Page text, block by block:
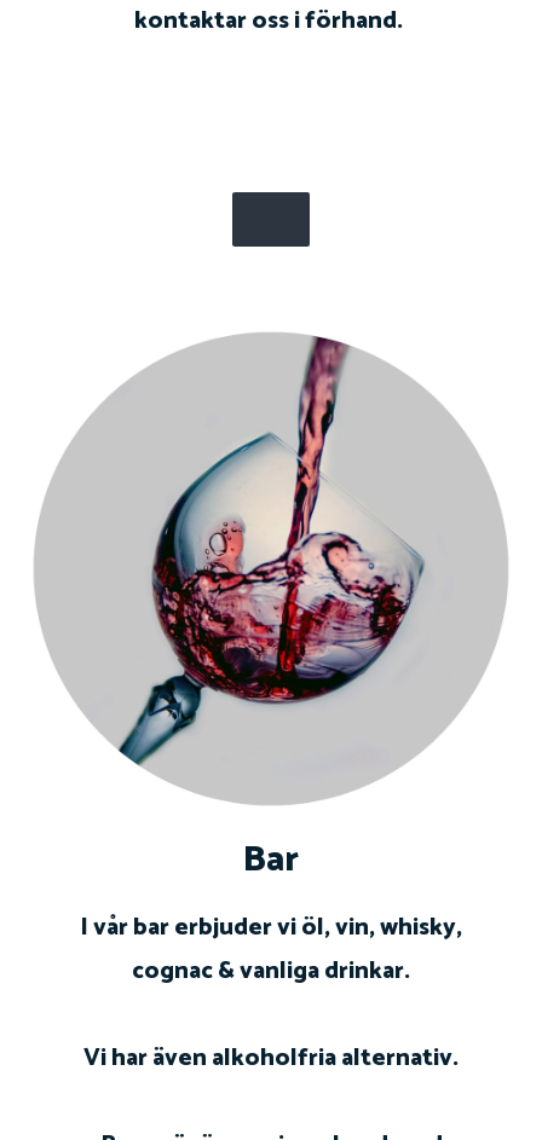
kontaktar oss i förhand.
Bar
I vår bar erbjuder vi öl, vin, whisky,
cognac & vanliga drinkar.
Vi har även alkoholfria alternativ.